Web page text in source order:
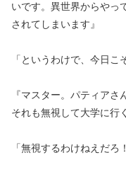
いです。異世界からやっ
されてしまいます』
「というわけで、今日こ
『マスター。パティアさ
それも無視して大学に行
「無視するわけねえだ